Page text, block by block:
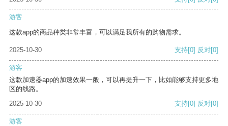
游客
这款app的商品种类非常丰富，可以满足我所有的购物需求。
2025-10-30 支持[0] 反对[0]
游客
这款加速器app的加速效果一般，可以再提升一下，比如能够支持更多地
区的线路。
2025-10-30
支持[0] 反对[0]
游客